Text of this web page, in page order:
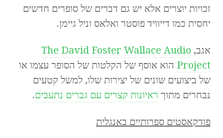
זכויות יוצרים אלא יש גם דברים של סופרים חדשים
יחסית כמו דייוויד פוסטר ואלאס וניל גיימן.
אגב, The David Foster Wallace Audio
Project הוא אוסף של הקלטות של הסופר עצמו או
של ביצועים שונים של יצירות שלו, למשל קטעים
נבחרים מתוך ראיונות קצרים עם גברים נתעבים.
פודקאסטים ספרותיים באנגלית